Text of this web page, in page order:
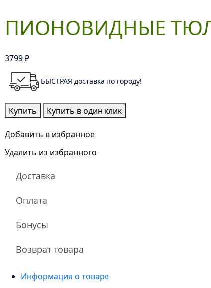
ПИОНОВИДНЫЕ
3799₽
БЫСТРАЯ доставка по городу!
Количество
товара
Пионовидные
Микс
Купить Купить в один клик
Добавить в избранное
Удалить из избранного
Доставка
Оплата
Бонусы
Возврат товара
Информация о товаре